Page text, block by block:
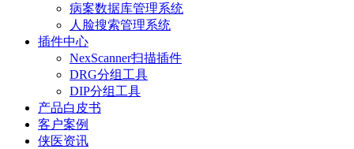
病案数据库管理系统
人脸搜索管理系统
插件中心
NexScanner扫描插件
DRG分组工具
DIP分组工具
产品白皮书
客户案例
侠医资讯